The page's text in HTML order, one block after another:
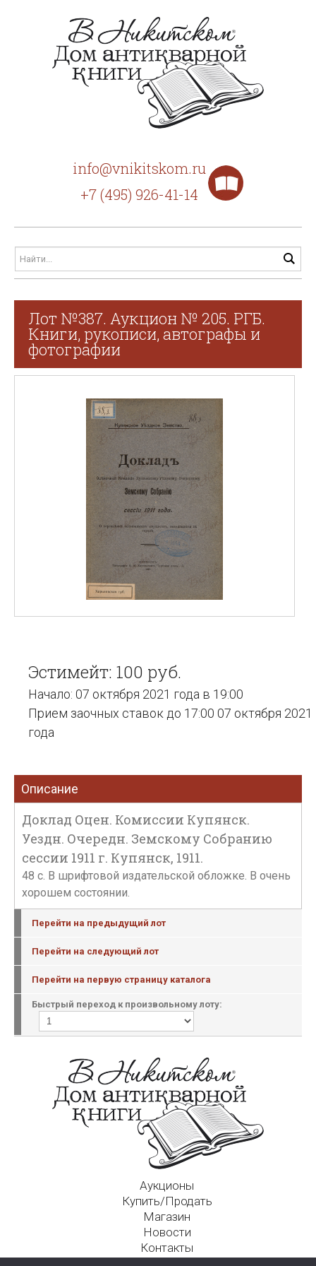
info@vnikitskom.ru
+7 (495) 926-41-14
Лот №387. Аукцион № 205. РГБ.
Книги, рукописи, автографы и
фотографии
Эстимейт: 100 руб.
Начало: 07 октября 2021 года в 19:00
Прием заочных ставок до 17:00 07 октября 2021
года
Описание
Доклад Оцен. Комиссии Купянск.
Уездн. Очередн. Земскому Собранию
сессии 1911 г. Купянск, 1911.
48 с. В шрифтовой издательской обложке. В очень
хорошем состоянии.
Перейти на предыдущий лот
Перейти на следующий лот
Перейти на первую страницу каталога
Быстрый переход к произвольному лоту:
Аукционы
Купить/Продать
Магазин
Новости
Контакты